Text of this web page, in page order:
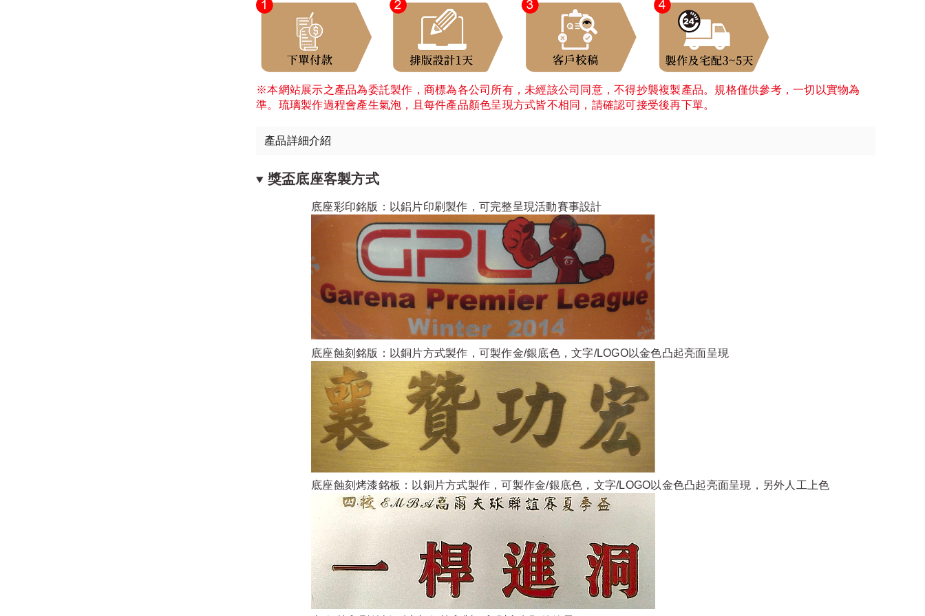
※本網站展示之產品為委託製作，商標為各公司所有，未經該公司同意，不得抄襲複製產品。規格僅供參考，一切以實物為
準。琉璃製作過程會產生氣泡，且每件產品顏色呈現方式皆不相同，請確認可接受後再下單。
產品詳細介紹
獎盃底座客製方式
底座彩印銘版：以鋁片印刷製作，可完整呈現活動賽事設計
底座蝕刻銘版：以銅片方式製作，可製作金/銀底色，文字/LOGO以金色凸起亮面呈現
底座蝕刻烤漆銘板：以銅片方式製作，可製作金/銀底色，文字/LOGO以金色凸起亮面呈現，另外人工上色